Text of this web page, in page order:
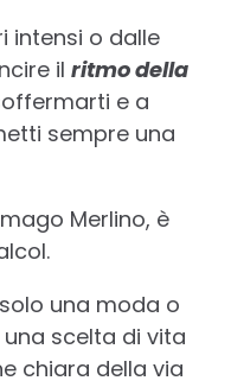
intensi o dalle
il ritmo della
e a
sempre una
Merlino, è
una moda o
scelta di vita
chiara della via